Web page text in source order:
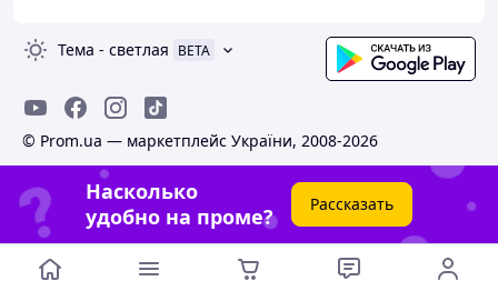
Тема - светлая BETA
© Prom.ua — маркетплейс України, 2008-2026
Насколько
удобно на проме?
Рассказать